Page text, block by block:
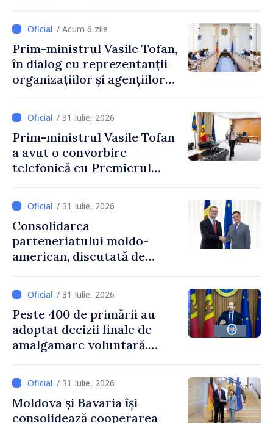
de CNMC
/ Acum 6 zile
Prim-ministrul Vasile Tofan,
în dialog cu reprezentanții
organizațiilor și agențiilor
Moldova
/ 31 Iulie, 2026
Prim-ministrul Vasile Tofan
a avut o convorbire
telefonică cu Premierul
/ 31 Iulie, 2026
Consolidarea
parteneriatului moldo-
american, discutată de
și însărcinatul cu afaceri al
SUA, Nick Pietrowicz
/ 31 Iulie, 2026
Peste 400 de primării au
adoptat decizii finale de
amalgamare voluntară.
Guvernului, Alexei Buzu:
„85,5% dintre primării au
inițiat procesul. Le
/ 31 Iulie, 2026
Moldova și Bavaria își
consolidează cooperarea